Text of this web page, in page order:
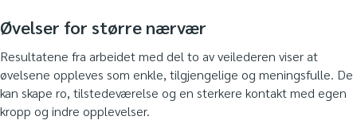
Øvelser for større nærvær
Resultatene fra arbeidet med del to av veilederen viser at
øvelsene oppleves som enkle, tilgjengelige og meningsfulle. De
kan skape ro, tilstedeværelse og en sterkere kontakt med egen
kropp og indre opplevelser.